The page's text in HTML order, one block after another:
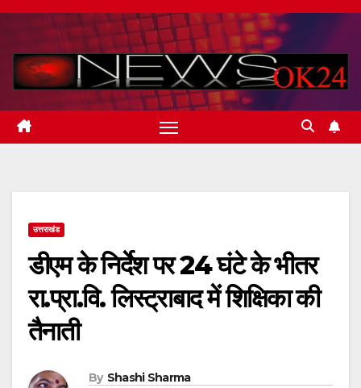
Skip
content
उत्तराखंड
डीएम के निर्देश पर 24 घंटे के भीतर
रा.प्रा.वि. लिस्ट्राबाद में शिक्षिका की
तैनाती
By Shashi Sharma